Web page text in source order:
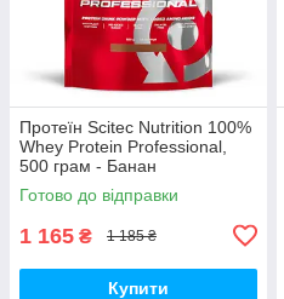
Протеїн Scitec Nutrition 100%
Whey Protein Professional,
500 грам - Банан
Готово до відправки
1 165 ₴ 1 185 ₴
Купити